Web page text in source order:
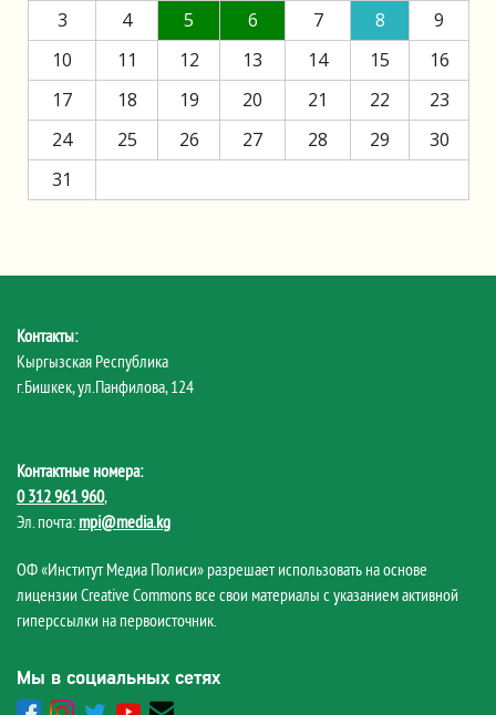
3
4 5 6 7 8
9
10
11 12 13 14 15
16
17
18 19 20 21 22
23
24
25 26 27 28 29
30
31
Контакты:
Кыргызская Республика
г.Бишкек, ул.Панфилова, 124
Контактные номера:
0 312 961 960,
Эл. почта: mpi@media.kg
ОФ «Институт Медиа Полиси» разрешает использовать на основе
лицензии Creative Commons все свои материалы с указанием активной
гиперссылки на первоисточник.
Мы в социальных сетях